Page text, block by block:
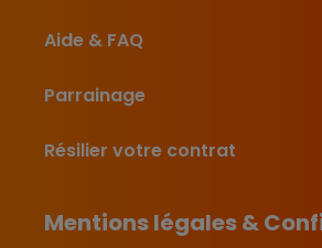
Aide & FAQ
Parrainage
Résilier votre contrat
Mentions légales &